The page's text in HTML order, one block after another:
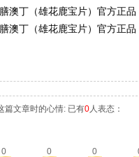
澳丁（雄花鹿宝片）官方正
澳丁（雄花鹿宝片）官方正
篇文章时的心情: 已有0人表态：
0 0 0